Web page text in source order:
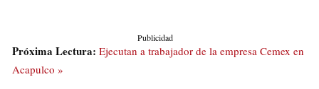
Publicidad
Próxima Lectura: Ejecutan a trabajador de la empresa Cemex en
Acapulco »